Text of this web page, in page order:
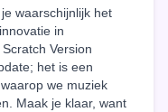
waarschijnlijk het
in
Version
het is een
we muziek
Maak je klaar, want